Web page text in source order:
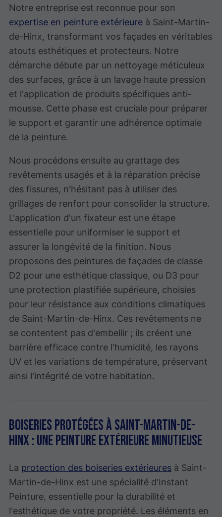
Notre entreprise est reconnue pour son
expertise en peinture extérieure à Saint-Martin-
de-Hinx, transformant vos façades en véritables
atouts esthétiques et protecteurs. Notre
démarche débute par un nettoyage méticuleux
des surfaces, grâce à un lavage haute pression
et l'application de produits spécifiques anti-
mousse. Cette phase est cruciale pour préparer
le support et garantir une adhérence optimale
de la peinture.
Nous procédons ensuite au grattage des
revêtements usagés et à la réparation précise
des fissures, n'hésitant pas à utiliser des
grillages de renfort pour consolider la structure.
L'application d'un fixateur est une étape
essentielle pour uniformiser le support et
assurer la longévité de la finition. Nous
proposons des peintures de façades de classe
D2 pour une esthétique classique, ou D3 pour
une protection plastifiée supérieure, choisies
pour leur résistance aux conditions climatiques
de Saint-Martin-de-Hinx. Ces revêtements ne
se contentent pas d'embellir ; ils créent une
barrière efficace contre l'humidité, les rayons
UV et les variations de température, préservant
ainsi l'intégrité de votre habitation.
Boiseries protégées à Saint-Martin-de-
Hinx : une peinture extérieure minutieuse
La protection des boiseries extérieures à Saint-
Martin-de-Hinx est une spécialité d'Instant
Peinture, essentielle pour la durabilité et
l'esthétique de votre propriété. Les éléments en